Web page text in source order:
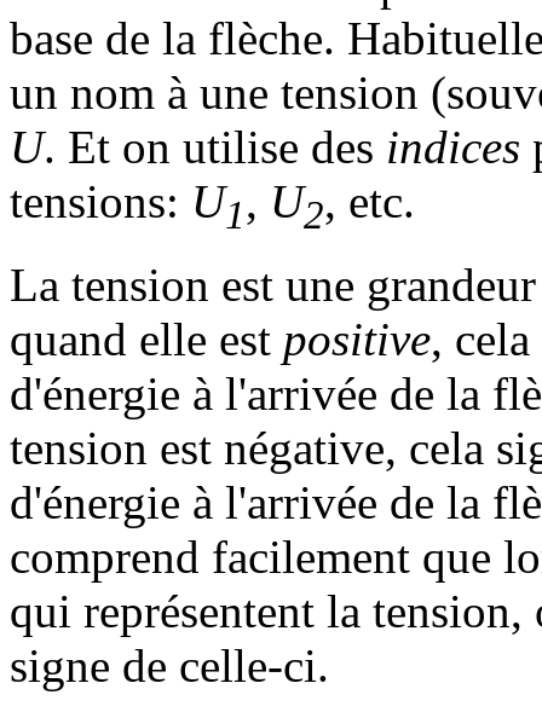
base de la flèche.
un nom à une tension
U. Et on utilise des indices
tensions: U1, U2, etc.
La tension est une
quand elle est positive,
d'énergie à l'arrivée de la
tension est négative, cela
d'énergie à l'arrivée de la
comprend facilement que
qui représentent la
signe de celle-ci.